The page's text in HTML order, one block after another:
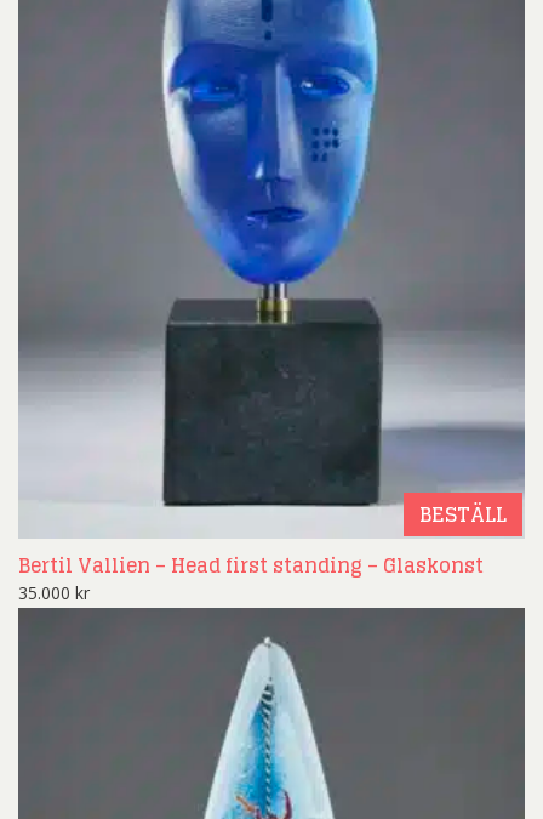
BESTÄLL
Bertil Vallien – Head first standing – Glaskonst
35.000 kr